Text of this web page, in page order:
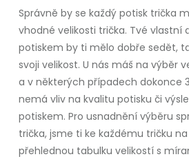
Správně by se každý potisk trička
vhodné velikosti trička. Tvé vlastní
potiskem by ti mělo dobře sedět,
svoji velikost. U nás máš na výběr
a v některých případech dokonce
nemá vliv na kvalitu potisku či
potiskem. Pro usnadnění výběru
trička, jsme ti ke každému tričku
přehlednou tabulku velikostí s